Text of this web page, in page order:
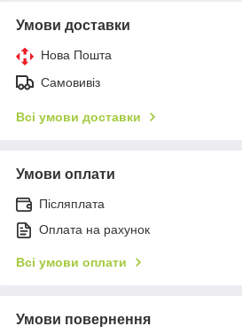
Умови доставки
Нова Пошта
Самовивіз
Всі умови доставки
Умови оплати
Післяплата
Оплата на рахунок
Всі умови оплати
Умови повернення